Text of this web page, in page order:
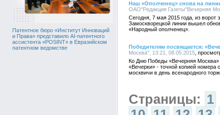
Патентное бюро «Институт Инноваций
и Права» представило AI-патентного
ассистента «POSINT» в Евразийском
патентном ведомстве
Наш «Ополченец» снова на
ОАО"Редакция Газеты"Вечерняя
Сегодня, 7 мая 2015 года, из ворот
Замоскворецкой линии вышел
«Народный ополченец».
Победителям посвящается:
Москва", 13:21, 08.05.2015
Ко Дню Победы «Вечерняя Москва»
«Вечерки» - точной копией номера
москвичи в день всенародного
Страницы: 1